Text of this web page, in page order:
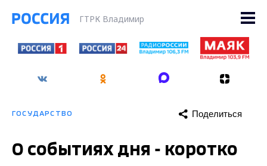
ГТРК Владимир
ГОСУДАРСТВО Поделиться
О событиях дня - коротко